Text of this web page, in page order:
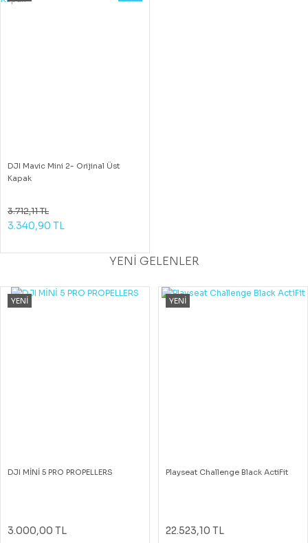
DJI Mavic Mini 2- Orijinal Üst
Kapak
3.712,11 TL
3.340,90 TL
YENİ GELENLER
YENİ
DJI MİNİ 5 PRO PROPELLERS
3.000,00 TL
YENİ
Playseat Challenge Black ActiFit
22.523,10 TL